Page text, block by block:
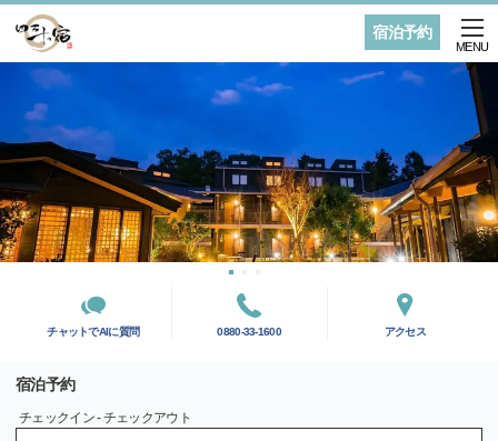
宿泊予約
MENU
チャットでAIに質問 0880-33-1600 アクセス
宿泊予約
チェックイン - チェックアウト